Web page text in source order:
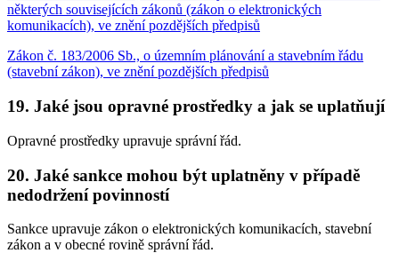
některých souvisejících zákonů (zákon o elektronických
komunikacích), ve znění pozdějších předpisů
Zákon č. 183/2006 Sb., o územním plánování a stavebním řádu
(stavební zákon), ve znění pozdějších předpisů
19. Jaké jsou opravné prostředky a jak se uplatňují
Opravné prostředky upravuje správní řád.
20. Jaké sankce mohou být uplatněny v případě
nedodržení povinností
Sankce upravuje zákon o elektronických komunikacích, stavební
zákon a v obecné rovině správní řád.